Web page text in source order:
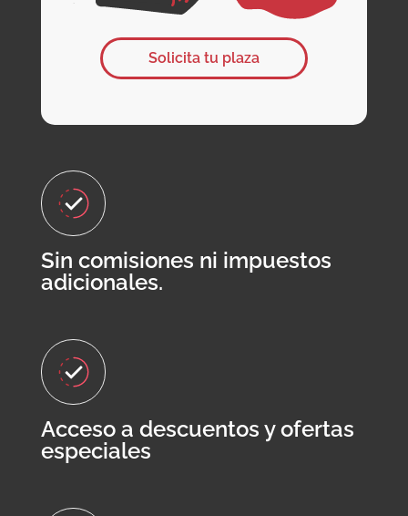
Solicita tu plaza
Sin comisiones ni impuestos
adicionales.
Acceso a descuentos y ofertas
especiales